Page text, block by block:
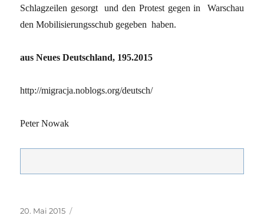
Schlagzeilen gesorgt und den Protest gegen in Warschau
den Mobilisierungsschub gegeben haben.
aus Neues Deutschland, 195.2015
http://migracja.noblogs.org/deutsch/
Peter Nowak
Veröffentlicht
20. Mai 2015